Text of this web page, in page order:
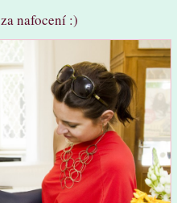
za nafocení :)